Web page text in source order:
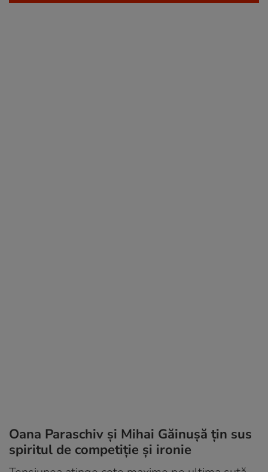
Oana Paraschiv și Mihai Găinușă țin sus
spiritul de competiție și ironie